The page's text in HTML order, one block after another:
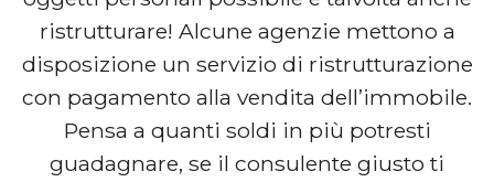
ristrutturare! Alcune agenzie mettono a
disposizione un servizio di ristrutturazione
con pagamento alla vendita dell’immobile.
Pensa a quanti soldi in più potresti
guadagnare, se il consulente giusto ti